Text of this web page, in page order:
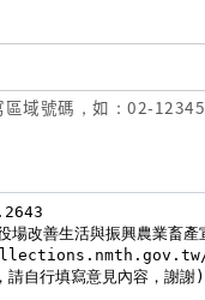
域號碼，如：02-